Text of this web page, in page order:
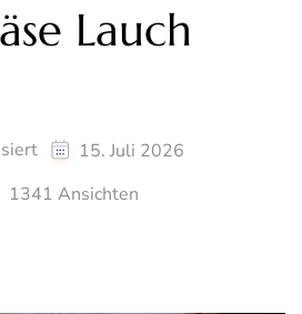
Lauch
15. Juli 2026
1341 Ansichten